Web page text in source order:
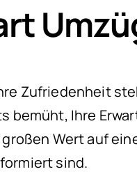
Zufriedenheit
bemüht, Ihre
Wert auf
sind.